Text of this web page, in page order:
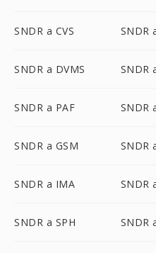
SNDR a CVS SNDR
SNDR a DVMS SNDR
SNDR a PAF SNDR
SNDR a GSM SNDR
SNDR a IMA SNDR
SNDR a SPH SNDR